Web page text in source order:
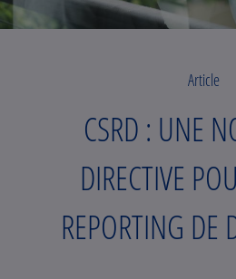
Article
CSRD : UNE
DIRECTIVE
REPORTING DE